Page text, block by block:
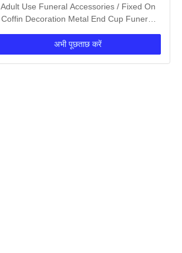
Adult Use Funeral Accessories / Fixed On
Coffin Decoration Metal End Cup Funeral
अभी पूछताछ करें